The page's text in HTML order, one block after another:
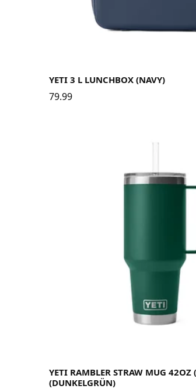
YETI 3 L LUNCHBOX (NAVY)
79.99
YETI RAMBLER STRAW MUG
(DUNKELGRÜN)